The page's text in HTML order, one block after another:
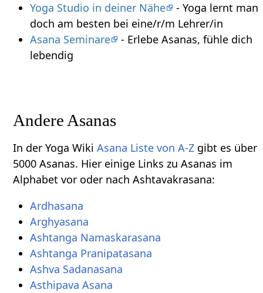
Yoga Studio in deiner Nähe
- Yoga lernt man
doch am besten bei eine/r/m Lehrer/in
Asana Seminare
- Erlebe Asanas, fühle dich
lebendig
Andere Asanas
In der Yoga WikiAsana Liste von A-Z gibt es über
5000 Asanas. Hier einige Links zu Asanas im
Alphabet vor oder nach Ashtavakrasana:
Ardhasana
Arghyasana
Ashtanga Namaskarasana
Ashtanga Pranipatasana
Ashva Sadanasana
Asthipava Asana